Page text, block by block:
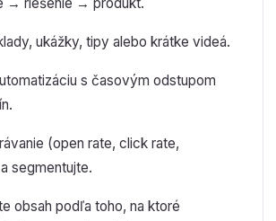
→ riešenie → produkt.
ukážky, tipy alebo krátke videá.
s časovým odstupom
(open rate, click rate,
segmentujte.
obsah podľa toho, na ktoré